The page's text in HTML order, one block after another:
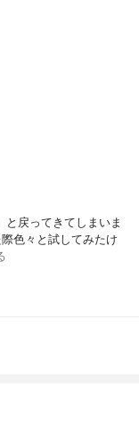
戻ってきてしまいま
色々と試してみたけ